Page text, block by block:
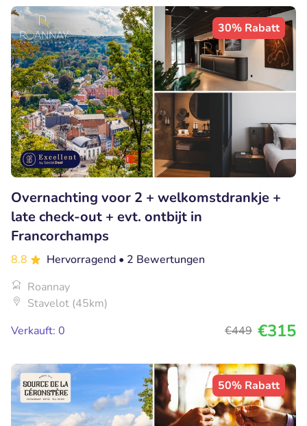
30% Rabatt
Overnachting voor 2 + welkomstdrankje +
late check-out + evt. ontbijt in
Francorchamps
8.8 Hervorragend • 2 Bewertungen
Roannay
Stavelot (45km)
Verkauft: 0
€449 €315
50% Rabatt